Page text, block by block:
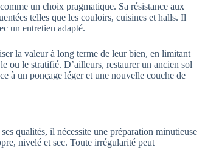
un choix pragmatique. Sa résistance aux
telles que les couloirs, cuisines et halls. Il
un entretien adapté.
la valeur à long terme de leur bien, en limitant
ou le stratifié. D’ailleurs, restaurer un ancien sol
à un ponçage léger et une nouvelle couche de
qualités, il nécessite une préparation minutieuse
nivelé et sec. Toute irrégularité peut